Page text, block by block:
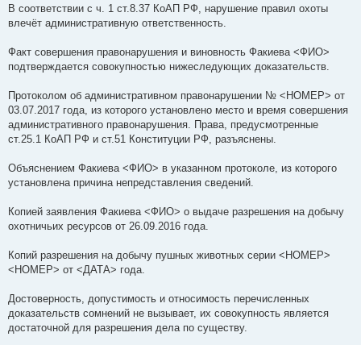
В соответствии с ч. 1 ст.8.37 КоАП РФ, нарушение правил охоты
влечёт административную ответственность.
Факт совершения правонарушения и виновность Факиева <ФИО>
подтверждается совокупностью нижеследующих доказательств.
Протоколом об административном правонарушении № <НОМЕР> от
03.07.2017 года, из которого установлено место и время совершения
административного правонарушения. Права, предусмотренные
ст.25.1 КоАП РФ и ст.51 Конституции РФ, разъяснены.
Объяснением Факиева <ФИО> в указанном протоколе, из которого
установлена причина непредставления сведений.
Копией заявления Факиева <ФИО> о выдаче разрешения на добычу
охотничьих ресурсов от 26.09.2016 года.
Копий разрешения на добычу пушных животных серии <НОМЕР>
<НОМЕР> от <ДАТА> года.
Достоверность, допустимость и относимость перечисленных
доказательств сомнений не вызывает, их совокупность является
достаточной для разрешения дела по существу.